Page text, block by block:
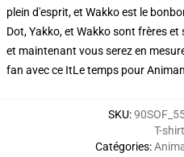
plein d'esprit, et Wakko est le
Dot, Yakko, et Wakko sont frères
et maintenant vous serez en
fan avec ce ItLe temps pour
SKU:
Catégories:
T-